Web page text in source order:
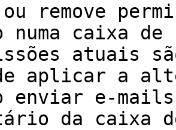
ou remove
numa caixa
atuais
aplicar a
enviar e-
da caixa